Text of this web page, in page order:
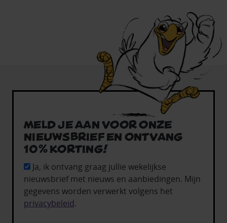
Meld je aan voor onze
nieuwsbrief en ontvang
10% korting!
Ja, ik ontvang graag jullie wekelijkse
nieuwsbrief met nieuws en aanbiedingen. Mijn
gegevens worden verwerkt volgens het
privacybeleid.